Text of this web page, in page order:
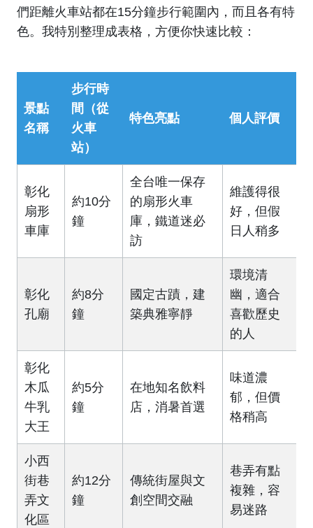
們距離火車站都在15分鐘步行範圍內，而且各有特
色。我特別整理成表格，方便你快速比較：
景點
名稱
步行時
間（從
火車
站）
特色亮點 個人評價
彰化
扇形
車庫
約10分
鐘
全台唯一保存
的扇形火車
庫，鐵道迷必
訪
維護得很
好，但假
日人稍多
彰化
孔廟
約8分
鐘
國定古蹟，建
築典雅寧靜
環境清
幽，適合
喜歡歷史
的人
彰化
木瓜
牛乳
大王
約5分
鐘
在地知名飲料
店，消暑首選
味道濃
郁，但價
格稍高
小西
街巷
弄文
化區
約12分
鐘
傳統街屋與文
創空間交融
巷弄有點
複雜，容
易迷路